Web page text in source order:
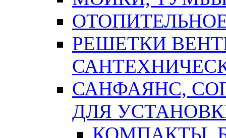
РЕШЕТКИ
САНФАЯНС,
ДЛЯ